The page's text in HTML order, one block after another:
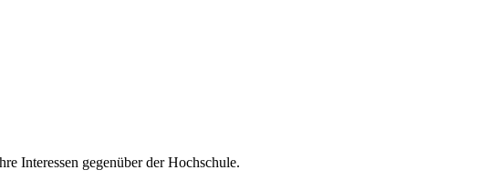
Interessen gegenüber der Hochschule.